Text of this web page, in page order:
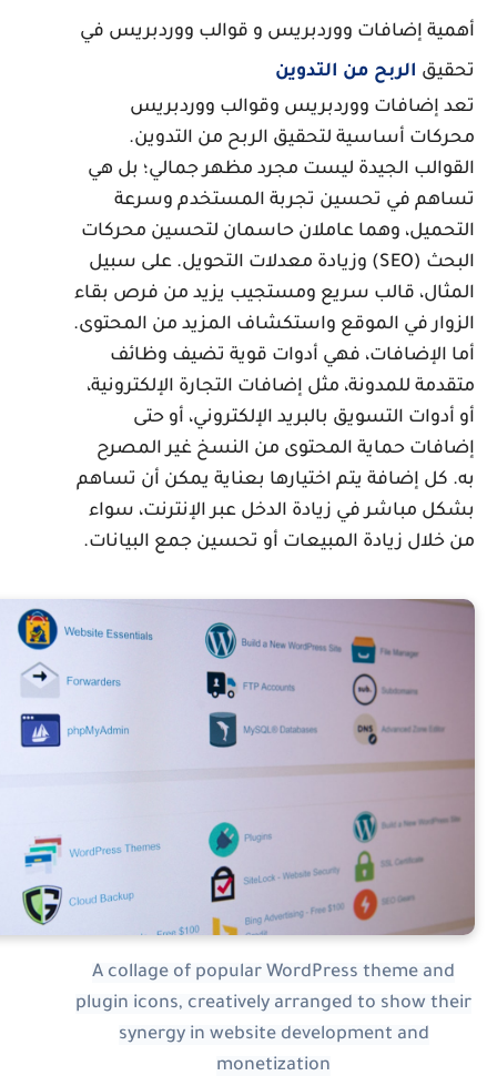
إضافات ووردبريس و قوالب ووردبريس في
الربح من التدوين
إضافات ووردبريس وقوالب ووردبريس
أساسية لتحقيق الربح من التدوين.
الجيدة ليست مجرد مظهر جمالي؛ بل هي
في تحسين تجربة المستخدم وسرعة
وهما عاملان حاسمان لتحسين محركات
البحث (SEO) وزيادة معدلات التحويل. على سبيل
قالب سريع ومستجيب يزيد من فرص بقاء
في الموقع واستكشاف المزيد من المحتوى.
الإضافات، فهي أدوات قوية تضيف وظائف
للمدونة، مثل إضافات التجارة الإلكترونية،
أدوات التسويق بالبريد الإلكتروني، أو حتى
حماية المحتوى من النسخ غير المصرح
كل إضافة يتم اختيارها بعناية يمكن أن تساهم
مباشر في زيادة الدخل عبر الإنترنت، سواء
خلال زيادة المبيعات أو تحسين جمع البيانات.
A collage of popular WordPress theme and
plugin icons, creatively arranged to show
synergy in website development and
monetization